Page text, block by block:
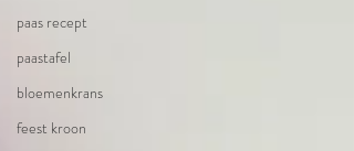
paas recept
paastafel
bloemenkrans
feest kroon